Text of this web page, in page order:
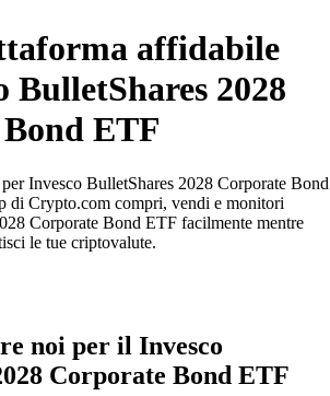
affidabile
BulletShares 2028
ETF
Invesco BulletShares 2028 Corporate Bond
di Crypto.com compri, vendi e monitori
Corporate Bond ETF facilmente mentre
le tue criptovalute.
noi per il Invesco
Corporate Bond ETF